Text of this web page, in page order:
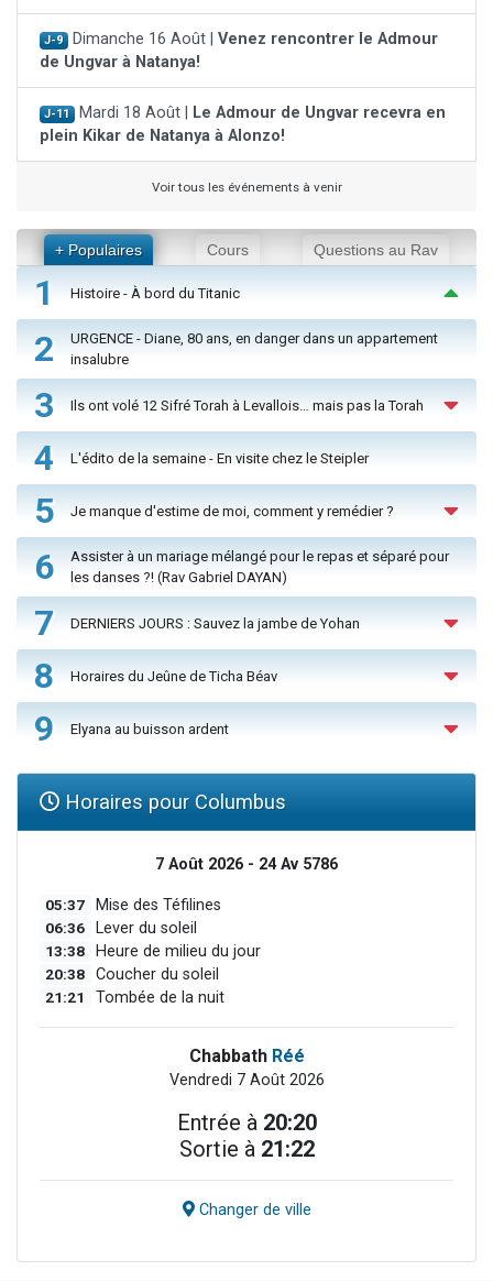
J-9 Dimanche 16 Août | Venez rencontrer le Admour
de Ungvar à Natanya!
J-11 Mardi 18 Août |
Le Admour de Ungvar recevra en
plein Kikar de Natanya à Alonzo!
Voir tous les événements à venir
+ Populaires Cours Questions au Rav
1 Histoire - À bord du Titanic
2
URGENCE - Diane, 80 ans, en danger dans un appartement
insalubre
3 Ils ont volé 12 Sifré Torah à Levallois… mais pas la Torah
4 L'édito de la semaine - En visite chez le Steipler
5 Je manque d'estime de moi, comment y remédier ?
6
Assister à un mariage mélangé pour le repas et séparé pour
les danses ?! (Rav Gabriel DAYAN)
7 DERNIERS JOURS : Sauvez la jambe de Yohan
8 Horaires du Jeûne de Ticha Béav
9 Elyana au buisson ardent
Horaires pour Columbus
7 Août 2026 - 24 Av 5786
05:37 Mise des Téfilines
06:36 Lever du soleil
13:38 Heure de milieu du jour
20:38 Coucher du soleil
21:21 Tombée de la nuit
Chabbath Réé
Vendredi 7 Août 2026
Entrée à 20:20
Sortie à 21:22
Changer de ville